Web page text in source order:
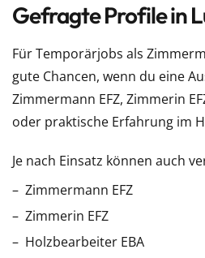
Gefragte Profile in
Für Temporärjobs als
gute Chancen, wenn du eine
Zimmermann EFZ, Zimmerin
oder praktische Erfahrung im
Je nach Einsatz können auch
Zimmermann EFZ
Zimmerin EFZ
Holzbearbeiter EBA